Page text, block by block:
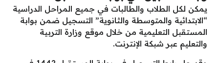
يمكن لكل الطلاب والطالبات في جميع المراحل الدراسية
“الابتدائية والمتوسطة والثانوية” التسجيل ضمن بوابة
المستقبل التعليمية من خلال موقع وزارة التربية
والتعليم عبر شبكة الإنترنت.